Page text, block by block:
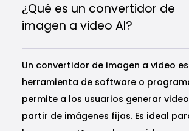
¿Qué es un convertidor de
imagen a video AI?
Un convertidor de imagen a video
herramienta de software o
permite a los usuarios generar
partir de imágenes fijas. Es ideal